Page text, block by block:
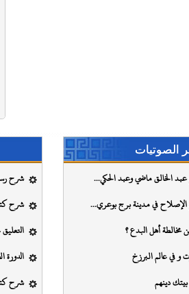
الصوتيات
الخالق ماضي وعبد الحكي...
في مدينة برج بوعري...
أهل البدع ؟
و في عالم البرزخ
دينهم
شرح
شرح
الدورة
شرح